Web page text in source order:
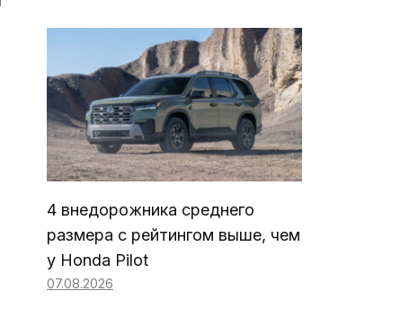
4 внедорожника среднего
размера с рейтингом выше, чем
у Honda Pilot
07.08.2026